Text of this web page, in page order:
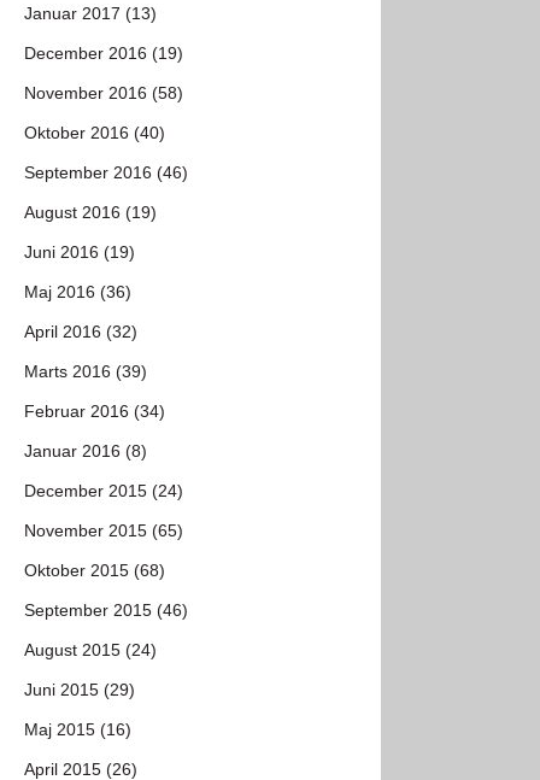
Januar 2017 (13)
December 2016 (19)
November 2016 (58)
Oktober 2016 (40)
September 2016 (46)
August 2016 (19)
Juni 2016 (19)
Maj 2016 (36)
April 2016 (32)
Marts 2016 (39)
Februar 2016 (34)
Januar 2016 (8)
December 2015 (24)
November 2015 (65)
Oktober 2015 (68)
September 2015 (46)
August 2015 (24)
Juni 2015 (29)
Maj 2015 (16)
April 2015 (26)